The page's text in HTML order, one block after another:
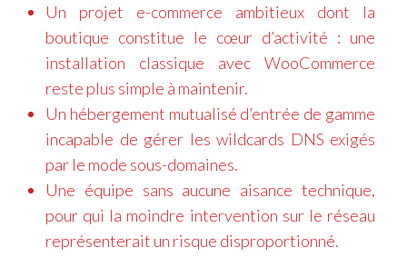
Un projet e-commerce ambitieux dont la
boutique constitue le cœur d’activité : une
installation classique avec WooCommerce
reste plus simple à maintenir.
Un hébergement mutualisé d’entrée de gamme
incapable de gérer les wildcards DNS exigés
par le mode sous-domaines.
Une équipe sans aucune aisance technique,
pour qui la moindre intervention sur le réseau
représenterait un risque disproportionné.